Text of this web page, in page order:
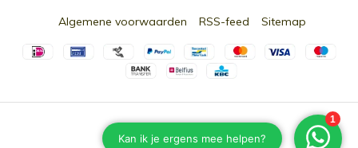
© 2026 -Souman.nl
Algemene voorwaarden RSS-feed Sitemap